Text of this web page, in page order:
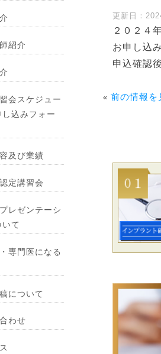
更新日：
２０２４
お申し込
申込確認
« 前の情報を
紹介
会スケジュー
込みフォー
及び業績
定講習会
レゼンテーシ
て
専門医になる
について
わせ